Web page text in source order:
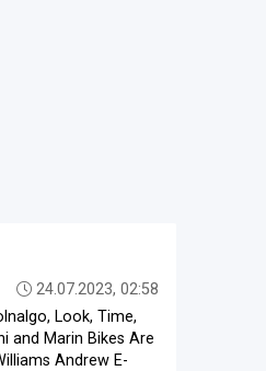
24.07.2023, 02:58
Look, Time,
and Marin Bikes Are
Andrew E-